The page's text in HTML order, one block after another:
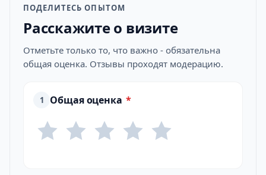
ПОДЕЛИТЕСЬ ОПЫТОМ
Расскажите о визите
Отметьте только то, что важно - обязательна
общая оценка. Отзывы проходят модерацию.
1 Общая оценка *